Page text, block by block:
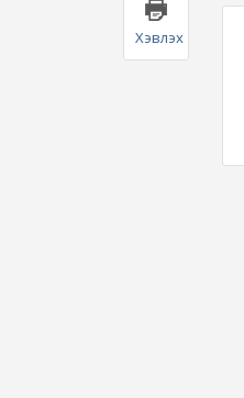
Хэвлэх